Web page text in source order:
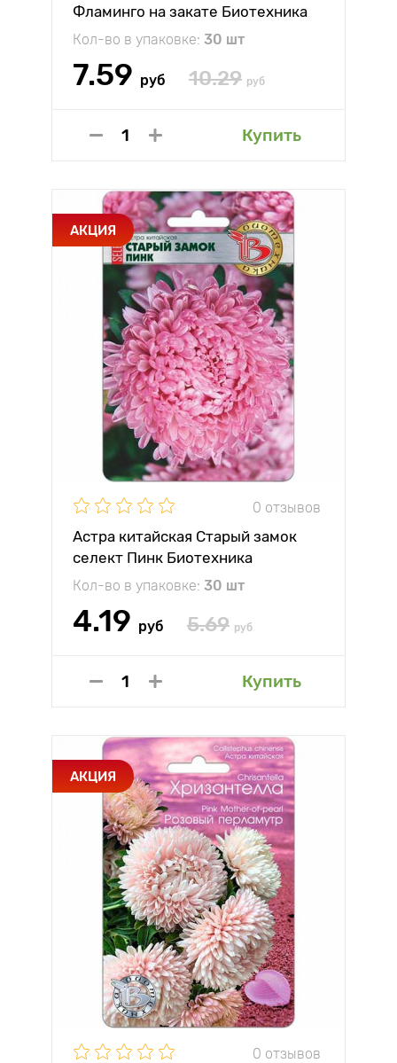
Фламинго на закате Биотехника
Кол-во в упаковке: 30 шт
7.59 руб 10.29 руб
Купить
АКЦИЯ
0 отзывов
Астра китайская Старый замок
селект Пинк Биотехника
Кол-во в упаковке: 30 шт
4.19 руб 5.69 руб
Купить
АКЦИЯ
0 отзывов